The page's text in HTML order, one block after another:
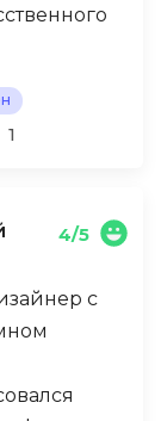
работы
мы
на
и
под
E —
1
4/5
с